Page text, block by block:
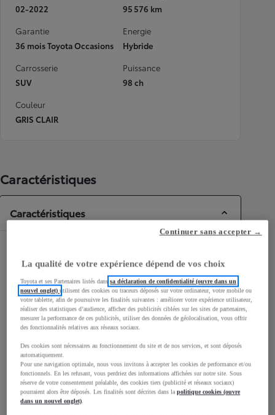
02-2022
95 576 km
Garantie
36 mois Toyota Occasions
Energie
Hybride
Carrosserie
SUV
Puissance
98 ch
Couleur
GRIS CLAIR
Caractéristiques
Caractéristiques
5
Places
5
Hauteur
1 555
mm
La qualité de votre expérience dépend de vos choix
Toyota et ses Partenaires listés danssa déclaration de confidentialité (ouvre dans un
nouvel onglet)utilisent des cookies ou traceurs déposés sur votre ordinateur, votre mobile ou
votre tablette, afin de poursuivre les finalités suivantes : améliorer votre expérience utilisateur,
réaliser des statistiques d’audience, afficher des publicités ciblées sur les sites de partenaires,
mesurer la performance de ces publicités, utiliser des données de géolocalisation, vous offrir
des fonctionnalités relatives aux réseaux sociaux.
Des cookies sont nécessaires au fonctionnement du site et de nos services, et sont déposés
automatiquement.
Pour une navigation optimale, nous vous invitons à accepter les cookies de performance et/ou
fonctionnels. En les refusant, vous perdriez des informations affichées sur notre site. Sous
réserve de votre consentement préalable, des cookies tiers (publicité et réseaux sociaux)
pourraient alors être déposés. Les finalités sont décrites dans lapolitique cookies (ouvre
dans un nouvel onglet).
Continuer sans accepter →